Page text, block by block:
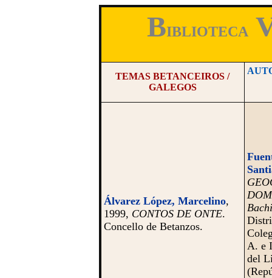
BIBLIOTECA
TEMAS BETANCEIROS /
GALEGOS
Álvarez López, Marcelino,
1999, CONTOS DE ONTE.
Concello de Betanzos.
A. e
del